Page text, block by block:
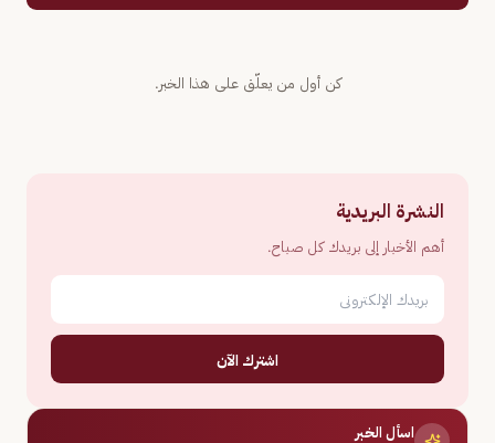
كن أول من يعلّق على هذا الخبر.
النشرة البريدية
أهم الأخبار إلى بريدك كل صباح.
اشترك الآن
اسأل الخبر